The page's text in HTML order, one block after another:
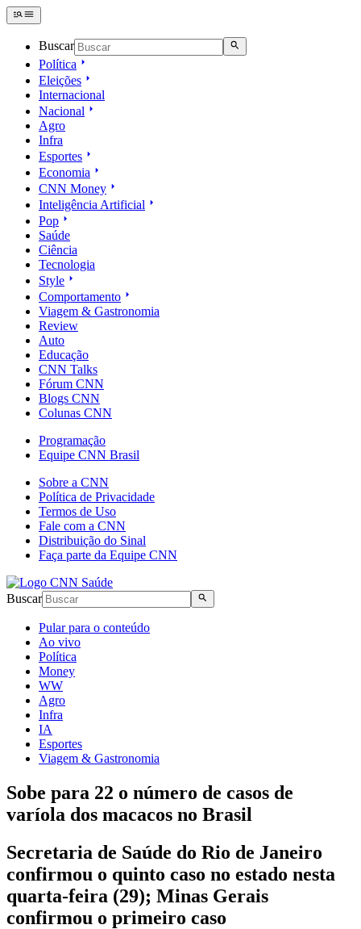
Buscar
Política
Eleições
Internacional
Nacional
Agro
Infra
Esportes
Economia
CNN Money
Inteligência Artificial
Pop
Saúde
Ciência
Tecnologia
Style
Comportamento
Viagem & Gastronomia
Review
Auto
Educação
CNN Talks
Fórum CNN
Blogs CNN
Colunas CNN
Programação
Equipe CNN Brasil
Sobre a CNN
Política de Privacidade
Termos de Uso
Fale com a CNN
Distribuição do Sinal
Faça parte da Equipe CNN
Buscar
Pular para o conteúdo
Ao vivo
Política
Money
WW
Agro
Infra
IA
Esportes
Viagem & Gastronomia
Sobe para 22 o número de casos de
varíola dos macacos no Brasil
Secretaria de Saúde do Rio de Janeiro
confirmou o quinto caso no estado nesta
quarta-feira (29); Minas Gerais
confirmou o primeiro caso